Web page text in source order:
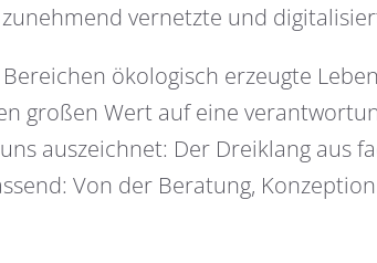
vernetzte und
ökologisch erzeugte
großen Wert auf eine
auszeichnet: Der Dreiklang aus
Von der Beratung,